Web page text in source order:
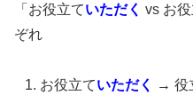
「お役立ていただく vs お
ぞれ
お役立ていただく
→ 役